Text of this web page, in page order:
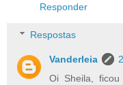
Responder
Respostas
Vanderleia
Oi Sheila,